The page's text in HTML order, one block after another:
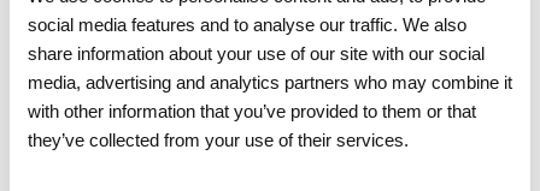
social media features and to analyse our traffic. We also
share information about your use of our site with our social
media, advertising and analytics partners who may combine it
with other information that you’ve provided to them or that
they’ve collected from your use of their services.
Weten welke leidingstopper het beste past bij uw
klus? Onze verkoopadviseurs staan voor u klaar.
Visser & Visser heeft ook een brede keuze aan
SAVA rioolafsluiters opgenomen in het